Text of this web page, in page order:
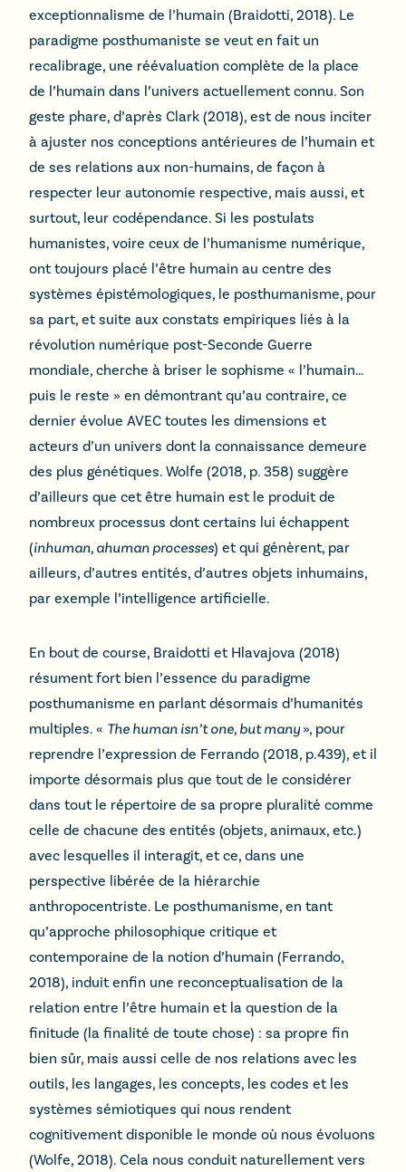
exceptionnalisme de l’humain (Braidotti, 2018). Le
paradigme posthumaniste se veut en fait un
recalibrage, une réévaluation complète de la place
de l’humain dans l’univers actuellement connu. Son
geste phare, d’après Clark (2018), est de nous inciter
à ajuster nos conceptions antérieures de l’humain et
de ses relations aux non-humains, de façon à
respecter leur autonomie respective, mais aussi, et
surtout, leur codépendance. Si les postulats
humanistes, voire ceux de l’humanisme numérique,
ont toujours placé l’être humain au centre des
systèmes épistémologiques, le posthumanisme, pour
sa part, et suite aux constats empiriques liés à la
révolution numérique post-Seconde Guerre
mondiale, cherche à briser le sophisme « l’humain…
puis le reste » en démontrant qu’au contraire, ce
dernier évolue AVEC toutes les dimensions et
acteurs d’un univers dont la connaissance demeure
des plus génétiques. Wolfe (2018, p. 358) suggère
d’ailleurs que cet être humain est le produit de
nombreux processus dont certains lui échappent
(inhuman, ahuman processes) et qui génèrent, par
ailleurs, d’autres entités, d’autres objets inhumains,
par exemple l’intelligence artificielle.
En bout de course, Braidotti et Hlavajova (2018)
résument fort bien l’essence du paradigme
posthumanisme en parlant désormais d’humanités
multiples. « The human isn’t one, but many», pour
reprendre l’expression de Ferrando (2018, p.439), et il
importe désormais plus que tout de le considérer
dans tout le répertoire de sa propre pluralité comme
celle de chacune des entités (objets, animaux, etc.)
avec lesquelles il interagit, et ce, dans une
perspective libérée de la hiérarchie
anthropocentriste. Le posthumanisme, en tant
qu’approche philosophique critique et
contemporaine de la notion d’humain (Ferrando,
2018), induit enfin une reconceptualisation de la
relation entre l’être humain et la question de la
finitude (la finalité de toute chose) : sa propre fin
bien sûr, mais aussi celle de nos relations avec les
outils, les langages, les concepts, les codes et les
systèmes sémiotiques qui nous rendent
cognitivement disponible le monde où nous évoluons
(Wolfe, 2018). Cela nous conduit naturellement vers